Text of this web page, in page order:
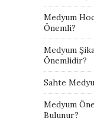
Medyum
Önemli?
Medyum
Önemlidir?
Sahte
Medyum
Bulunur?